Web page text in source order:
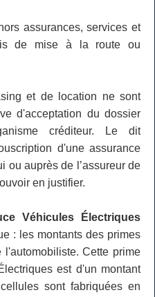
assurances, services et
de mise à la route ou
et de location ne sont
d'acceptation du dossier
créditeur. Le dit
d'une assurance
ou auprès de l’assureur de
en justifier.
Véhicules Électriques
: les montants des primes
Cette prime
est d'un montant
sont fabriquées en